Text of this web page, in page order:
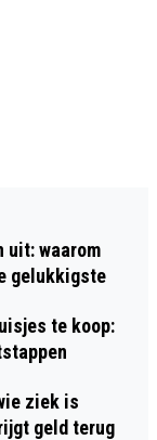
uit: waarom
gelukkigste
te koop:
ziek is
geld terug